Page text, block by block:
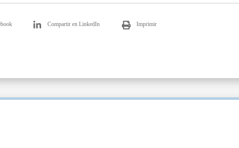
Compartir en LinkedIn Imprimir